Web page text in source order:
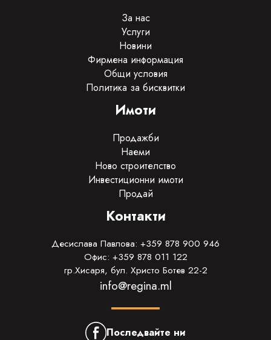
За нас
Услуги
Новини
Фирмена информация
Общи условия
Политика за бисквитки
Имоти
Продажби
Наеми
Ново строителство
Инвестиционни имоти
Продай
Контакти
Десислава Павлова: +359 878 900 946
Офис: +359 878 011 122
гр.Хисаря, бул. Христо Ботев 22-2
info@regina.ml
Последвайте ни